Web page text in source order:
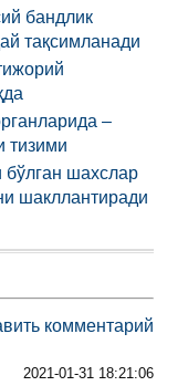
бандлик
тақсимланади
–
тизими
бўлган шахслар
шакллантиради
комментарий
2021-01-31 18:21:06